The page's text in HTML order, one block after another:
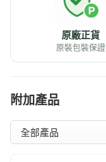
原廠正貨
原裝包裝保證
附加產品